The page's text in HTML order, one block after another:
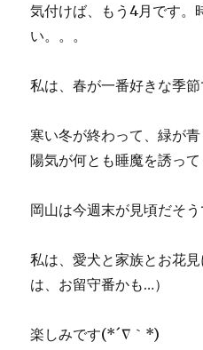
気付けば、もう4月です。
い。。。
私は、春が一番好きな季
寒い冬が終わって、緑が
陽気が何とも睡魔を誘っ
岡山は今週末が見頃だそ
私は、愛犬と家族とお花
は、お留守番かも…）
楽しみです(*´∇｀*)